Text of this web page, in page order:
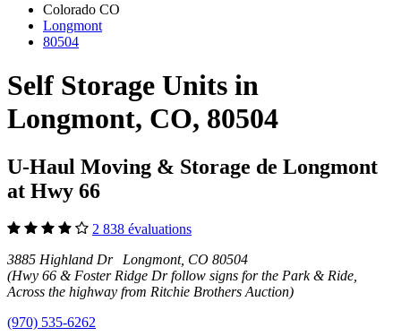
Colorado CO
Longmont
80504
Self Storage Units in
Longmont, CO, 80504
U-Haul Moving & Storage de Longmont
at Hwy 66
2 838 évaluations
3885 Highland Dr Longmont, CO 80504
(Hwy 66 & Foster Ridge Dr follow signs for the Park & Ride,
Across the highway from Ritchie Brothers Auction)
(970) 535-6262